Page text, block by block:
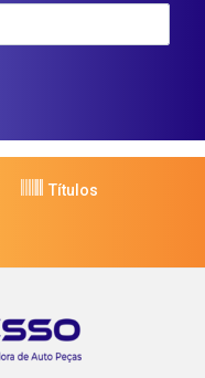
Títulos